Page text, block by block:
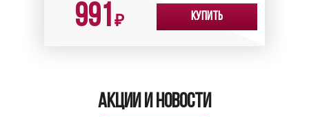
991 ₽ Купить
Акции и новости